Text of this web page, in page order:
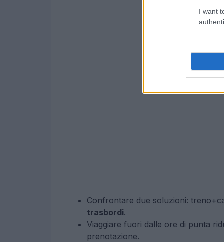
I want
Confrontare due soluzioni:
trasbordi.
Viaggiare fuori dalle ore di punta
prenotazione.